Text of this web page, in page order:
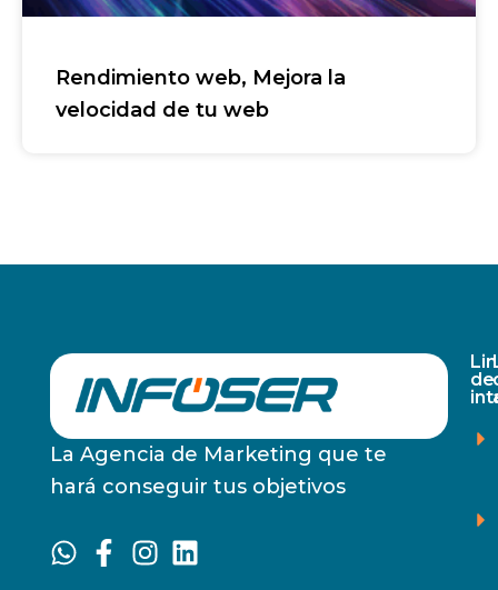
Rendimiento web, Mejora la
velocidad de tu web
La Agencia de Marketing que te
hará conseguir tus objetivos
de